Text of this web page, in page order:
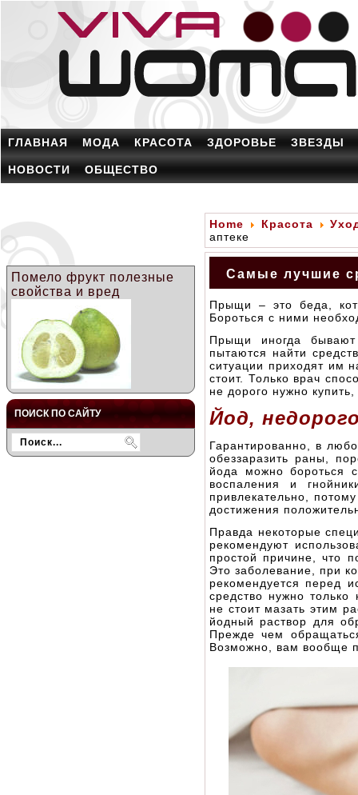
ГЛАВНАЯ МОДА КРАСОТА ЗДОРОВЬЕ ЗВЕЗДЫ
НОВОСТИ ОБЩЕСТВО
Помело фрукт полезные
свойства и вред
ПОИСК ПО САЙТУ
Home Красота
аптеке
Самые лучшие
Прыщи – это беда,
Бороться с ними
Прыщи иногда бывают
пытаются найти
ситуации приходят им
стоит. Только врач
не дорого нужно
Йод,
Гарантированно, в
обеззаразить раны,
йода можно бороться
воспаления и
привлекательно,
достижения
Правда некоторые
рекомендуют
простой причине, что
Это заболевание, при
рекомендуется перед
средство нужно
не стоит мазать этим
йодный раствор для
Прежде чем
Возможно, вам вообще